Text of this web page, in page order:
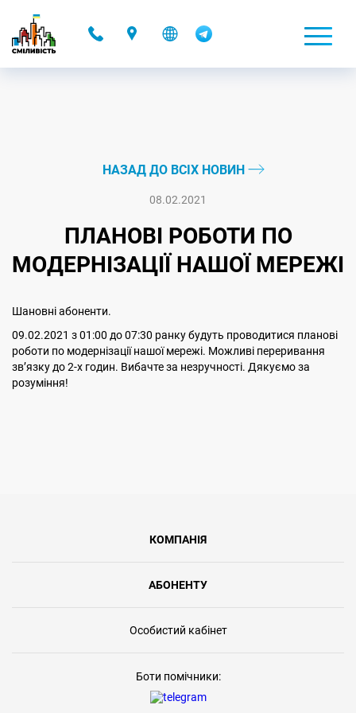
НАЗАД ДО ВСІХ НОВИН
08.02.2021
ПЛАНОВІ РОБОТИ ПО
МОДЕРНІЗАЦІЇ НАШОЇ МЕРЕЖІ
Шановні абоненти.
09.02.2021 з 01:00 до 07:30 ранку будуть проводитися планові
роботи по модернізації нашої мережі. Можливі переривання
звʼязку до 2-х годин. Вибачте за незручності. Дякуємо за
розуміння!
КОМПАНІЯ
АБОНЕНТУ
Особистий кабінет
Боти помічники: